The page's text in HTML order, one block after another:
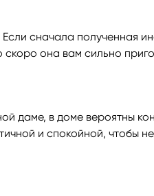
сначала полученная
она вам сильно
даме, в доме вероятны
и спокойной, чтобы